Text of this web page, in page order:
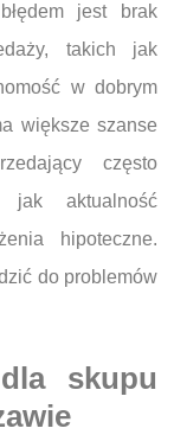
jest brak
takich jak
w dobrym
większe szanse
często
jak aktualność
hipoteczne.
do problemów
skupu